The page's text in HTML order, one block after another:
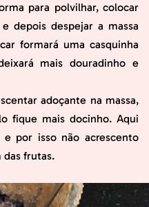
para polvilhar, colocar
depois despejar a massa
formará uma casquinha
mais douradinho e
adoçante na massa,
fique mais docinho. Aqui
por isso não acrescento
frutas.